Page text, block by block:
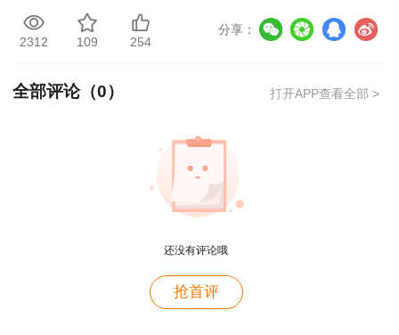
业资格证书与职称证书具有同等效力。
（投资）专业人员职业资格考试取得工程咨询（投
《关于建立我省部分专业技术类职业资格和职
称对应层级的通知（青人社厅发〔2019〕99
号）》（可在省人社厅门户网站首页“职称政策”栏
咨询（投资）专业人员职业资格证书》（该证书等
同于中级职称证书）、工程咨询（投资）协会公布
的该职业资格考试合格人员名单及办证通知（此类
2312 109 254
分享：
全部评论（0） 打开APP查看全部 >
还没有评论哦
抢首评